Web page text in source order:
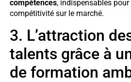
compétences, indispensables
compétitivité sur le marché.
3. L’attraction
talents grâce à
de formation